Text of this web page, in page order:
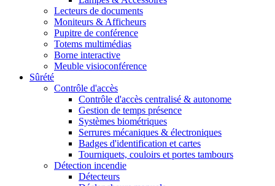
Lecteurs de documents
Moniteurs & Afficheurs
Pupitre de conférence
Totems multimédias
Borne interactive
Meuble visioconférence
Sûrété
Contrôle d'accès
Contrôle d'accès centralisé & autonome
Gestion de temps présence
Systèmes biométriques
Serrures mécaniques & électroniques
Badges d'identification et cartes
Tourniquets, couloirs et portes tambours
Détection incendie
Détecteurs